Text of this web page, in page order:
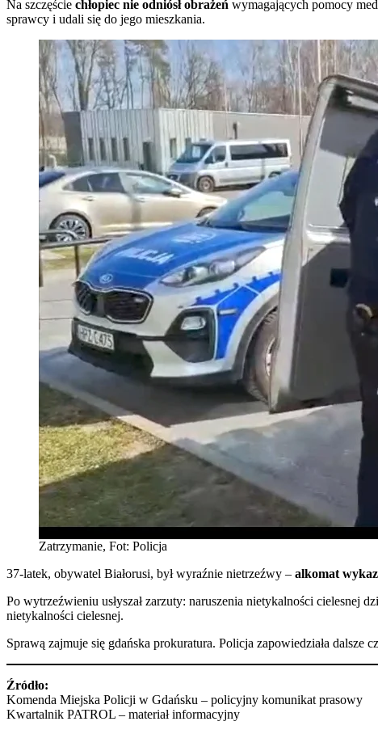
Na szczęście chłopiec nie odniósł obrażeń wymagających pomocy
sprawcy i udali się do jego mieszkania.
Zatrzymanie, Fot: Policja
37-latek, obywatel Białorusi, był wyraźnie nietrzeźwy – alkomat
Po wytrzeźwieniu usłyszał zarzuty: naruszenia nietykalności cielesnej
nietykalności cielesnej.
Sprawą zajmuje się gdańska prokuratura. Policja zapowiedziała dalsze
Źródło:
Komenda Miejska Policji w Gdańsku – policyjny komunikat prasowy
Kwartalnik PATROL – materiał informacyjny